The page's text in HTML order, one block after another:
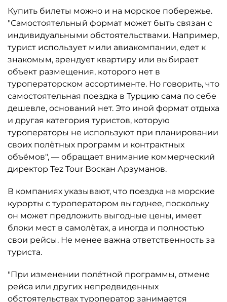
Купить билеты можно и на морское побережье.
"Самостоятельный формат может быть связан с
индивидуальными обстоятельствами. Например,
турист использует мили авиакомпании, едет к
знакомым, арендует квартиру или выбирает
объект размещения, которого нет в
туроператорском ассортименте. Но говорить, что
самостоятельная поездка в Турцию сама по себе
дешевле, оснований нет. Это иной формат отдыха
и другая категория туристов, которую
туроператоры не используют при планировании
своих полётных программ и контрактных
объёмов", — обращает внимание коммерческий
директор Tez Tour Воскан Арзуманов.
В компаниях указывают, что поездка на морские
курорты с туроператором выгоднее, поскольку
он может предложить выгодные цены, имеет
блоки мест в самолётах, а иногда и полностью
свои рейсы. Не менее важна ответственность за
туриста.
"При изменении полётной программы, отмене
рейса или других непредвиденных
обстоятельствах туроператор занимается